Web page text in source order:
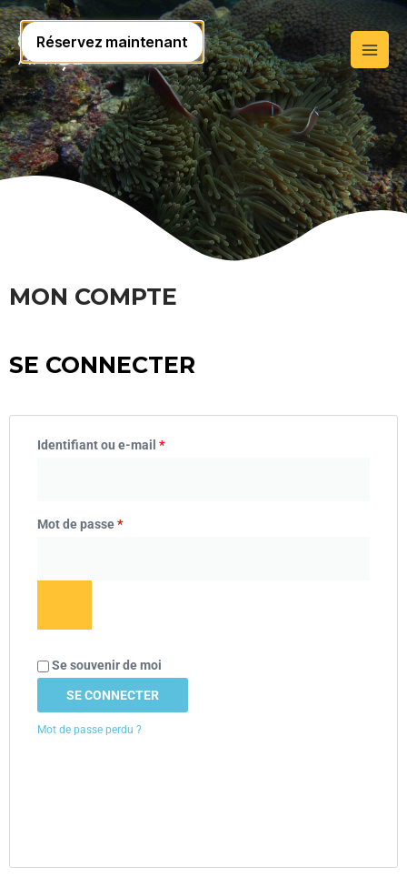
MON COMPTE
SE CONNECTER
Identifiant ou e-mail *
Mot de passe*
Se souvenir de moi
SE CONNECTER
Mot de passe perdu ?